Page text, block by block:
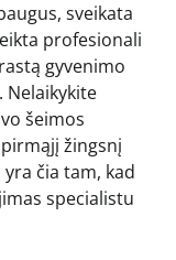
sveikata
profesionali
gyvenimo
šeimos
žingsnį
čia tam, kad
specialistu